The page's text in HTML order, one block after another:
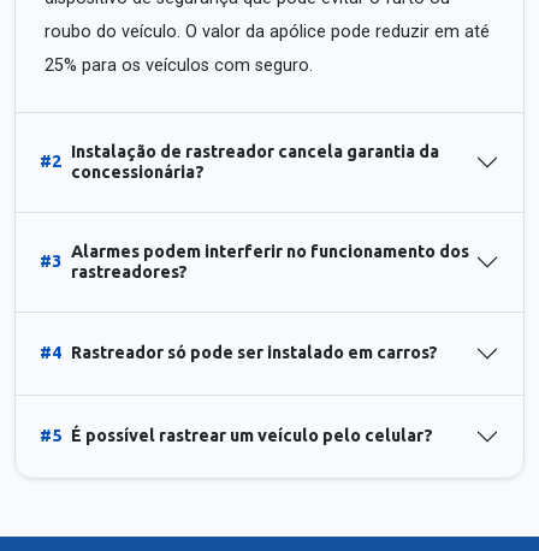
roubo do veículo. O valor da apólice pode reduzir em até
25% para os veículos com seguro.
#2
Instalação de rastreador cancela garantia da
concessionária?
#3
Alarmes podem interferir no funcionamento dos
rastreadores?
#4 Rastreador só pode ser instalado em carros?
#5 É possível rastrear um veículo pelo celular?